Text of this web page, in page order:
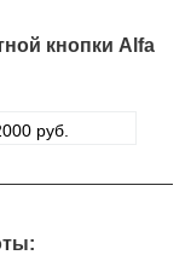
кнопки Alfa
руб.